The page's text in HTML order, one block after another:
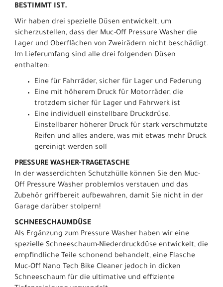
BESTIMMT IST.
Wir haben drei spezielle Düsen entwickelt, um
sicherzustellen, dass der Muc-Off Pressure Washer die
Lager und Oberflächen von Zweirädern nicht beschädigt.
Im Lieferumfang sind alle drei folgenden Düsen
enthalten:
Eine für Fahrräder, sicher für Lager und Federung
Eine mit höherem Druck für Motorräder, die
trotzdem sicher für Lager und Fahrwerk ist
Eine individuell einstellbare Druckdrüse.
Einstellbarer höherer Druck für stark verschmutzte
Reifen und alles andere, was mit etwas mehr Druck
gereinigt werden soll
PRESSURE WASHER-TRAGETASCHE
In der wasserdichten Schutzhülle können Sie den Muc-
Off Pressure Washer problemlos verstauen und das
Zubehör griffbereit aufbewahren, damit Sie nicht in der
Garage darüber stolpern!
SCHNEESCHAUMDÜSE
Als Ergänzung zum Pressure Washer haben wir eine
spezielle Schneeschaum-Niederdruckdüse entwickelt, die
empfindliche Teile schonend behandelt, eine Flasche
Muc-Off Nano Tech Bike Cleaner jedoch in dicken
Schneeschaum für die ultimative und effiziente